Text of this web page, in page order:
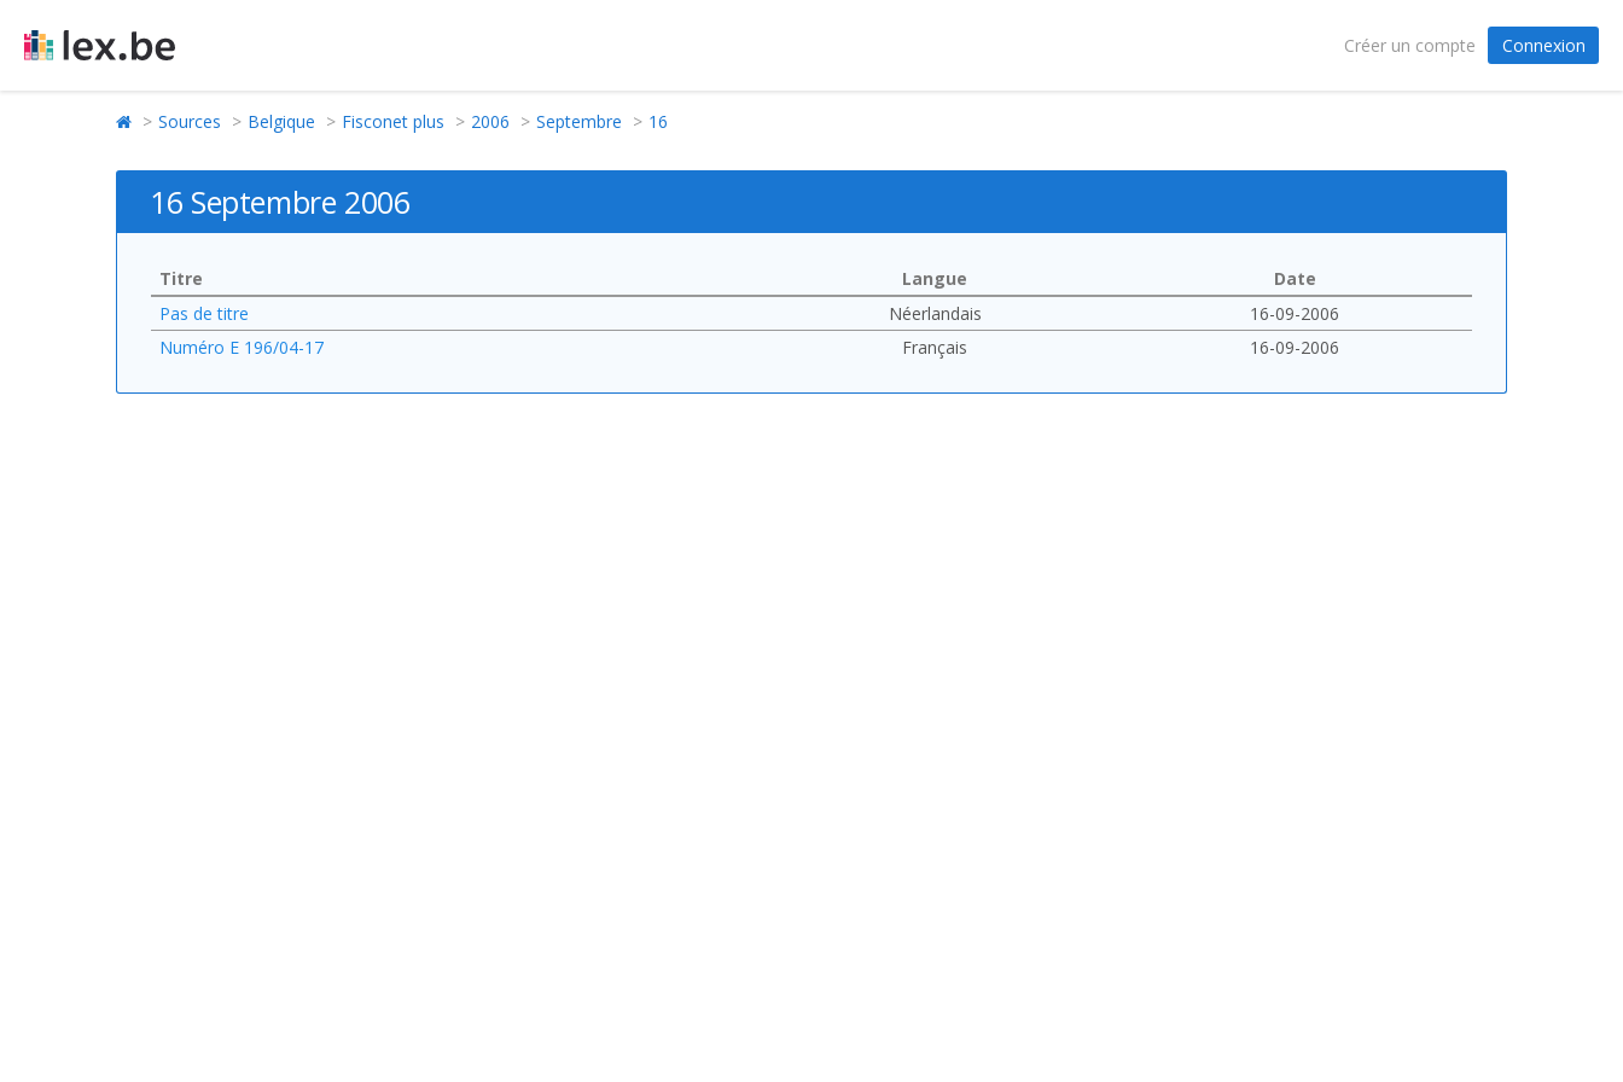
Créer un compte Connexion
Sources Belgique Fisconet plus 2006 Septembre 16
16 Septembre 2006
Titre Langue
Date
Pas de titre
Néerlandais
16-09-2006
Numéro E 196/04-17
Français 16-09-2006